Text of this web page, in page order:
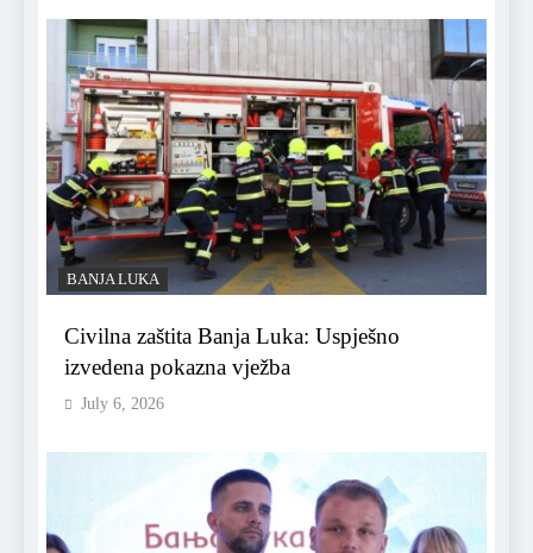
BANJA LUKA
Civilna zaštita Banja Luka: Uspješno
izvedena pokazna vježba
July 6, 2026